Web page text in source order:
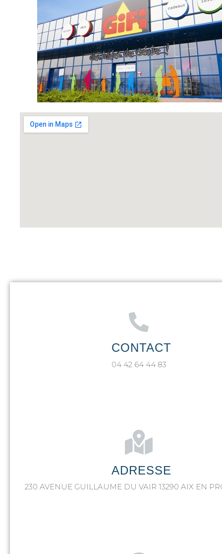
CONTACT
04 42 64 44 83
ADRESSE
230 AVENUE GUILLAUME DU VAIR 13290 AIX EN